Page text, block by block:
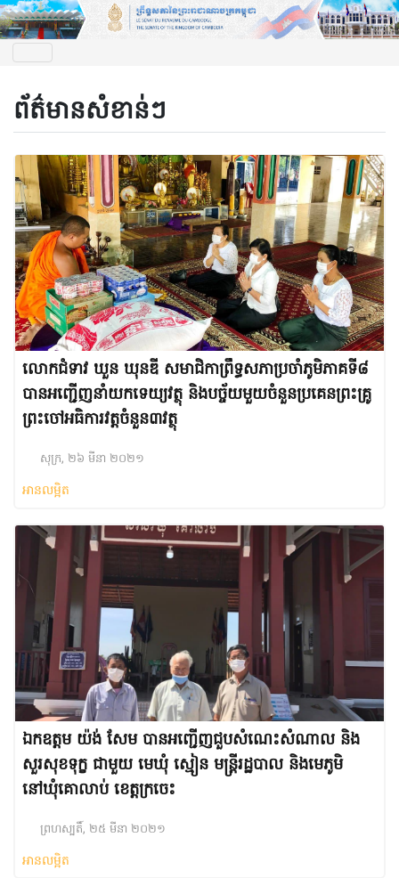
ព័ត៌មានសំខាន់ៗ
លោកជំទាវ ឃួន ឃុនឌី សមាជិកា​ព្រឹទ្ធសភា​ប្រចាំ​ភូមិភាគ​ទី៨
បាន​អញ្ជើញ​នាំ​យក​ទេយ្យវត្ថុ និង​បច្ច័យ​មួយ​ចំនួន​ប្រគេន​ព្រះគ្រូ​
ព្រះចៅ​អធិការ​វត្ត​ចំនួន​៣វត្ថុ
សុក្រ, ២៦ មីនា ២០២១
អានលម្អិត
ឯកឧត្តម យ៉ង់ សែម បានអញ្ជើញជួបសំណេះសំណាល និង
សួរសុខទុក្ខ ជាមួយ មេឃុំ ស្មៀន មន្ត្រីរដ្ឋបាល និងមេភូមិ
នៅឃុំគោលាប់ ខេត្តក្រចេះ
ព្រហស្បតិ៍, ២៥ មីនា ២០២១
អានលម្អិត